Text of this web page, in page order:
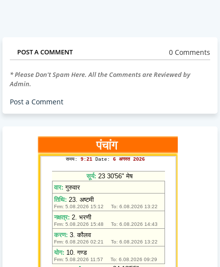
POST A COMMENT 0 Comments
* Please Don't Spam Here. All the Comments are Reviewed by
Admin.
Post a Comment